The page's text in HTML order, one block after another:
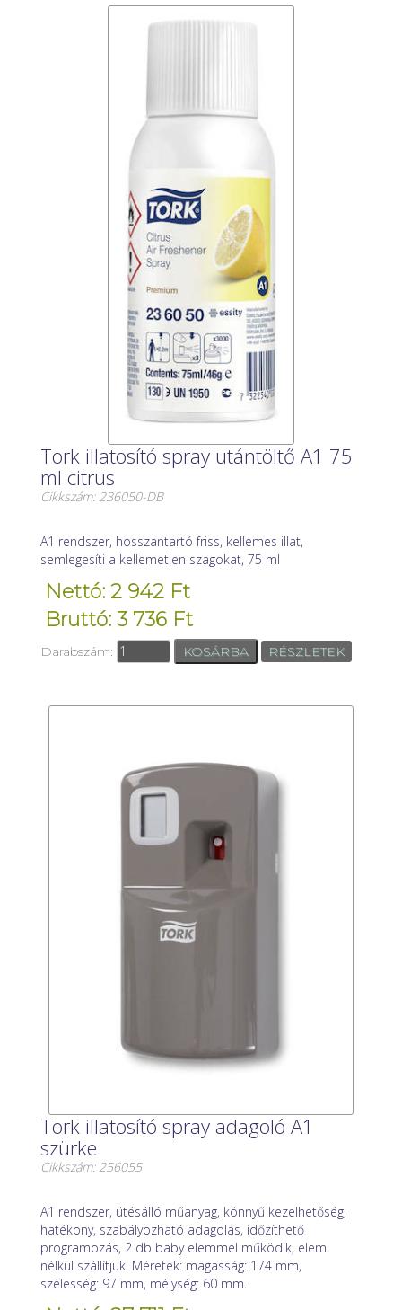
Tork illatosító spray utántöltő A1 75
ml citrus
Cikkszám: 236050-DB
A1 rendszer, hosszantartó friss, kellemes illat,
semlegesíti a kellemetlen szagokat, 75 ml
Nettó: 2 942 Ft
Bruttó: 3 736 Ft
Darabszám: RÉSZLETEK
Tork illatosító spray adagoló A1
szürke
Cikkszám: 256055
A1 rendszer, ütésálló műanyag, könnyű kezelhetőség,
hatékony, szabályozható adagolás, időzíthető
programozás, 2 db baby elemmel működik, elem
nélkül szállítjuk. Méretek: magasság: 174 mm,
szélesség: 97 mm, mélység: 60 mm.